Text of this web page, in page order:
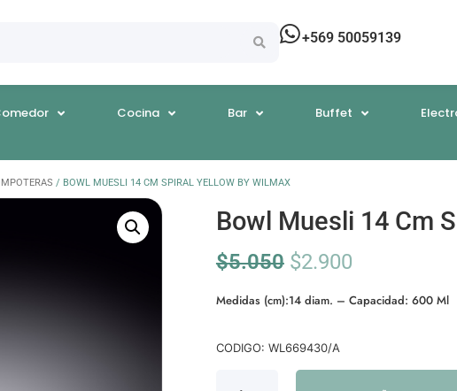
+569 50059139
Cocina Bar Buffet
/ BOWL MUESLI 14 CM SPIRAL YELLOW BY WILMAX
Bowl Muesli 14 Cm
$5.050 $2.900
Medidas (cm):14 diam. – Capacidad: 600 Ml
CODIGO: WL669430/A